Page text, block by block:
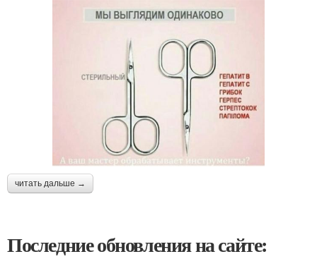
читать дальше →
Последние обновления на сайте: